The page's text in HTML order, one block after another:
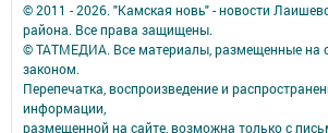
© 2011 - 2026. "Камская новь" - новости
района. Все права защищены.
© ТАТМЕДИА. Все материалы, размещенные на
законом.
Перепечатка, воспроизведение и
информации,
размещенной на сайте, возможна только с